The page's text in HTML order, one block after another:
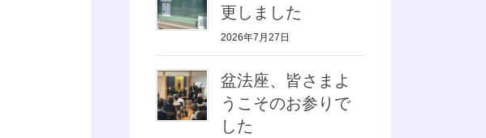
更しました
2026年7月27日
盆法座、皆さまよ
うこそのお参りで
した